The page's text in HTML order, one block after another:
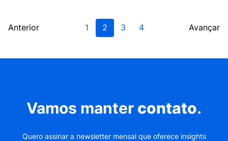
Anterior 1 2 3 4 Avançar
Vamos manter contato.
Quero assinar a newsletter mensal que oferece insights